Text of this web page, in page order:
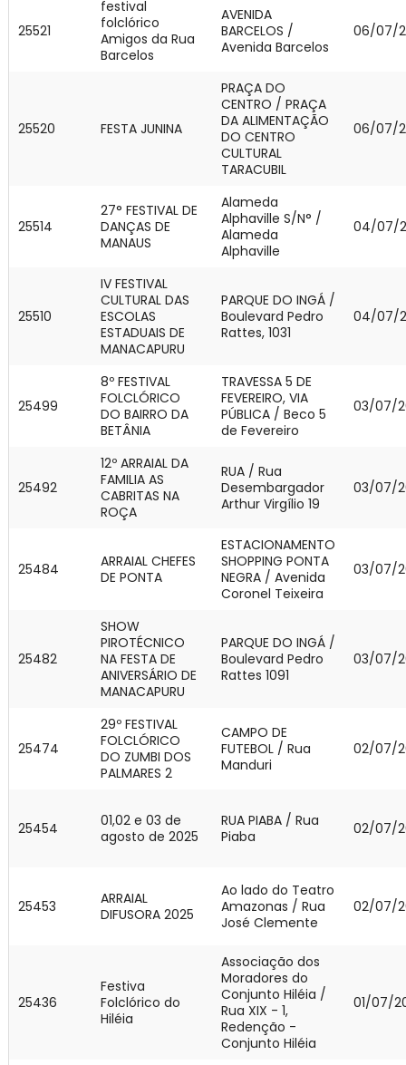
25521
festival
folclórico
Amigos da Rua
Barcelos
AVENIDA
BARCELOS /
Avenida Barcelos
06/07/
25520 FESTA JUNINA
PRAÇA DO
CENTRO / PRAÇA
DA ALIMENTAÇÃO
DO CENTRO
CULTURAL
TARACUBIL
06/07/
25514
27° FESTIVAL DE
DANÇAS DE
MANAUS
Alameda
Alphaville S/N° /
Alameda
Alphaville
04/07/
25510
IV FESTIVAL
CULTURAL DAS
ESCOLAS
ESTADUAIS DE
MANACAPURU
PARQUE DO INGÁ /
Boulevard Pedro
Rattes, 1031
04/07/
25499
8º FESTIVAL
FOLCLÓRICO
DO BAIRRO DA
BETÂNIA
TRAVESSA 5 DE
FEVEREIRO, VIA
PÚBLICA / Beco 5
de Fevereiro
03/07/
25492
12º ARRAIAL DA
FAMILIA AS
CABRITAS NA
ROÇA
RUA / Rua
Desembargador
Arthur Virgílio 19
03/07/
25484
ARRAIAL CHEFES
DE PONTA
ESTACIONAMENTO
SHOPPING PONTA
NEGRA / Avenida
Coronel Teixeira
03/07/
25482
SHOW
PIROTÉCNICO
NA FESTA DE
ANIVERSÁRIO DE
MANACAPURU
PARQUE DO INGÁ /
Boulevard Pedro
Rattes 1091
03/07/
25474
29º FESTIVAL
FOLCLÓRICO
DO ZUMBI DOS
PALMARES 2
CAMPO DE
FUTEBOL / Rua
Manduri
02/07/
25454
01,02 e 03 de
agosto de 2025
RUA PIABA / Rua
Piaba
02/07/
25453
ARRAIAL
DIFUSORA 2025
Ao lado do Teatro
Amazonas / Rua
José Clemente
02/07/
25436
Festiva
Folclórico do
Hiléia
Associação dos
Moradores do
Conjunto Hiléia /
Rua XIX - 1,
Redenção -
Conjunto Hiléia
01/07/